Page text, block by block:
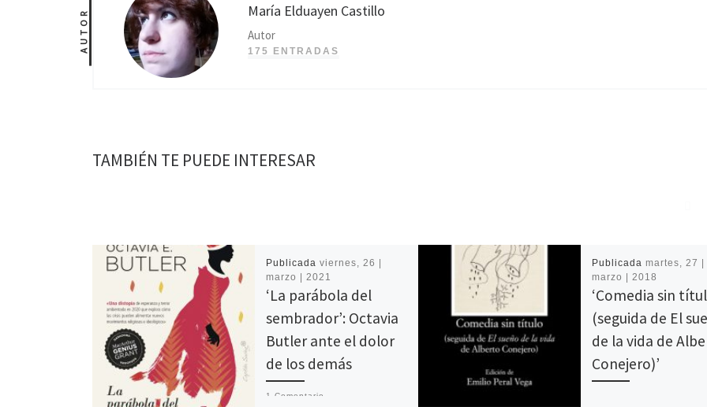
AUTOR María Elduayen Castillo
Autor
175 ENTRADAS
TAMBIÉN TE PUEDE INTERESAR
Publicadaviernes, 26 |
marzo | 2021
‘La parábola del
sembrador’: Octavia
Butler ante el dolor
de los demás
1 Comentario
Publicada martes, 27 |
marzo | 2018
‘Comedia sin
(seguida de El
de la vida de
Conejero)’